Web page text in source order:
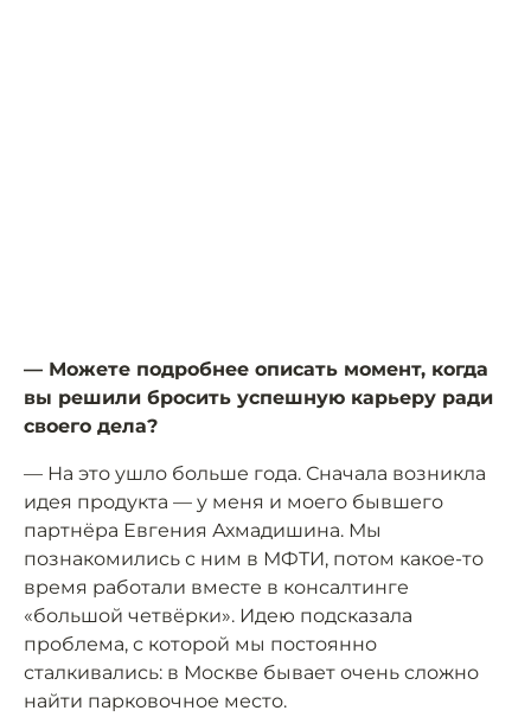
— Можете подробнее описать момент, когда
вы решили бросить успешную карьеру ради
своего дела?
— На это ушло больше года. Сначала возникла
идея продукта — у меня и моего бывшего
партнёра Евгения Ахмадишина. Мы
познакомились с ним в МФТИ, потом какое-то
время работали вместе в консалтинге
«большой четвёрки». Идею подсказала
проблема, с которой мы постоянно
сталкивались: в Москве бывает очень сложно
найти парковочное место.